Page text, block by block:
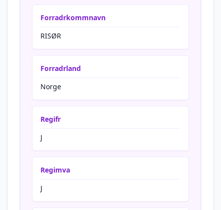
Forradrkommnavn
RISØR
Forradrland
Norge
Regifr
J
Regimva
J